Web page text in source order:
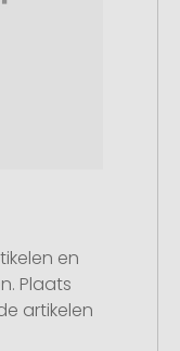
en
Plaats
artikelen